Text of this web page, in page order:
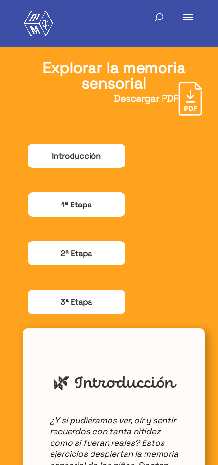
Explorar la memoria
sensorial
Descargar PDF
Introducción
1ª Etapa
2ª Etapa
3ª Etapa
🌿Introducción
¿Y si pudiéramos ver, oír y sentir
recuerdos con tanta nitidez
como si fueran reales? Estos
ejercicios despiertan la memoria